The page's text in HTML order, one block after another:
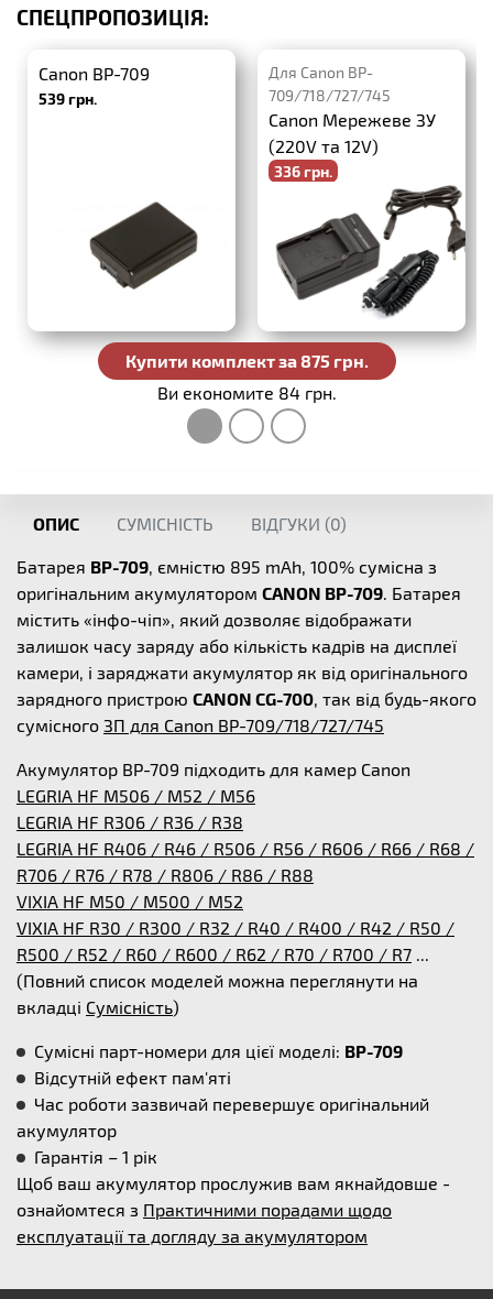
СПЕЦПРОПОЗИЦІЯ:
Canon BP-709
539 грн.
Для Canon BP-
709/718/727/745
Canon Мережеве ЗУ
(220V та 12V)
336 грн.
420 грн.
Купити комплект за 875 грн.
Ви економите 84 грн.
ОПИС СУМІСНІСТЬ ВІДГУКИ (0)
Батарея BP-709, ємністю 895 mAh, 100% сумісна з
оригінальним акумулятором CANON BP-709. Батарея
містить «інфо-чіп», який дозволяє відображати
залишок часу заряду або кількість кадрів на дисплеї
камери, і заряджати акумулятор як від оригінального
зарядного пристрою CANON CG-700, так від будь-якого
сумісного ЗП для Canon BP-709/718/727/745
Акумулятор BP-709 підходить для камер Canon
LEGRIA HF M506 / M52 / M56
LEGRIA HF R306 / R36 / R38
LEGRIA HF R406 / R46 / R506 / R56 / R606 / R66 / R68 /
R706 / R76 / R78 / R806 / R86 / R88
VIXIA HF M50 / M500 / M52
VIXIA HF R30 / R300 / R32 / R40 / R400 / R42 / R50 /
R500 / R52 / R60 / R600 / R62 / R70 / R700 / R7 ...
(Повний список моделей можна переглянути на
вкладці Сумісність)
Сумісні парт-номери для цієї моделі: BP-709
Відсутній ефект пам'яті
Час роботи зазвичай перевершує оригінальний
акумулятор
Гарантія – 1 рік
Щоб ваш акумулятор прослужив вам якнайдовше -
ознайомтеся з Практичними порадами щодо
експлуатації та догляду за акумулятором